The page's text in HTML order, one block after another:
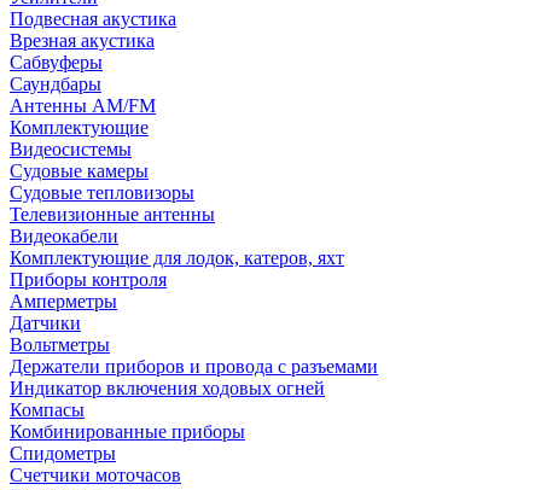
Подвесная акустика
Врезная акустика
Сабвуферы
Саундбары
Антенны AM/FM
Комплектующие
Видеосистемы
Судовые камеры
Cудовые тепловизоры
Телевизионные антенны
Видеокабели
Комплектующие для лодок, катеров, яхт
Приборы контроля
Амперметры
Датчики
Вольтметры
Держатели приборов и провода с разъемами
Индикатор включения ходовых огней
Компасы
Комбинированные приборы
Спидометры
Счетчики моточасов